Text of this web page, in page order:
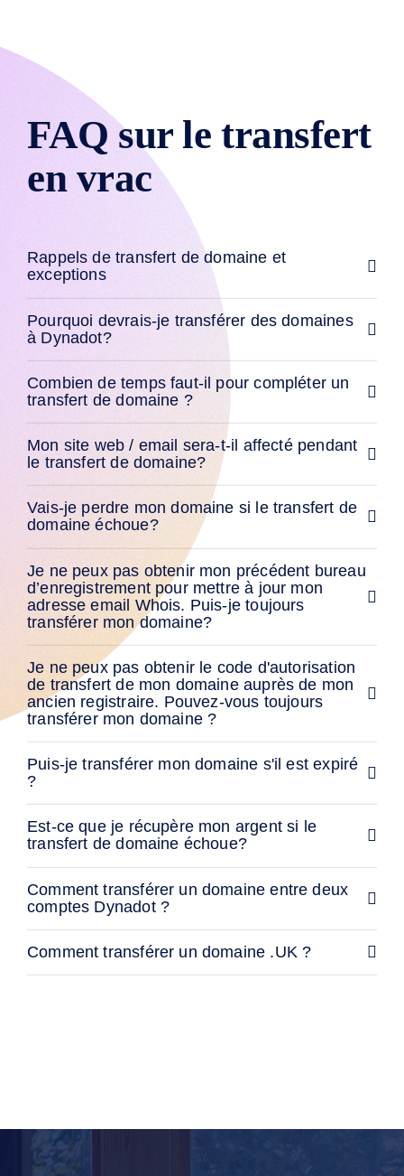
Ventes
aux
enchères
registre
Enchères
de
Dernière
Chance
d'utilisateurs
Listes
d'utilisateurs
Enchères
Utilisateurs
Enchères
pour
utilisateurs
Premium
Outils
de
précommande
en
Attente
sur
Domaines
en
Attente
Acheter
des
noms
de
domaine
de
domaines
Outils
Créateur
de
Site
Web
mail
logo
SSL
Sécurité
Programme
Ressources
de
Bulletins
Apprentissage
Guide
des
bases
FAQ sur le transfert
en vrac
Rappels de transfert de domaine et
exceptions
Pourquoi devrais-je transférer des domaines
à Dynadot?
Combien de temps faut-il pour compléter un
transfert de domaine ?
Mon site web / email sera-t-il affecté pendant
le transfert de domaine?
Vais-je perdre mon domaine si le transfert de
domaine échoue?
Je ne peux pas obtenir mon précédent bureau
d’enregistrement pour mettre à jour mon
adresse email Whois. Puis-je toujours
transférer mon domaine?
Je ne peux pas obtenir le code d'autorisation
de transfert de mon domaine auprès de mon
ancien registraire. Pouvez-vous toujours
transférer mon domaine ?
Puis-je transférer mon domaine s'il est expiré
?
Est-ce que je récupère mon argent si le
transfert de domaine échoue?
Comment transférer un domaine entre deux
comptes Dynadot ?
Comment transférer un domaine .UK ?